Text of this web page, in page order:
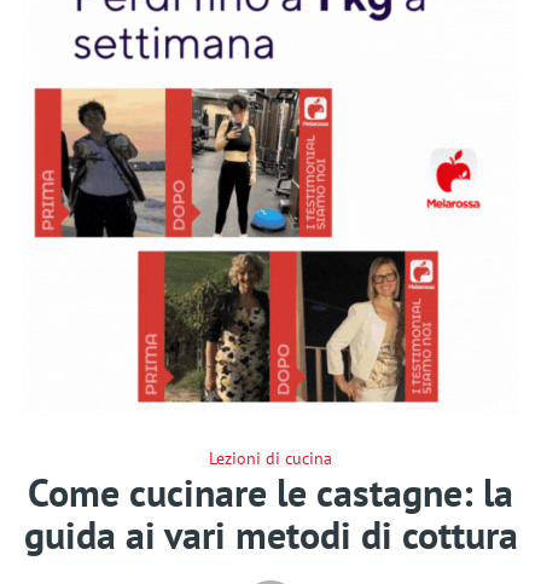
Lezioni di cucina
Come cucinare le castagne: la
guida ai vari metodi di cottura